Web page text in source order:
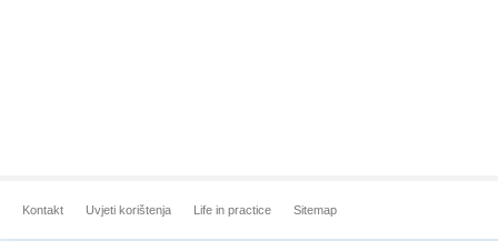
Kontakt Uvjeti korištenja Life in practice Sitemap